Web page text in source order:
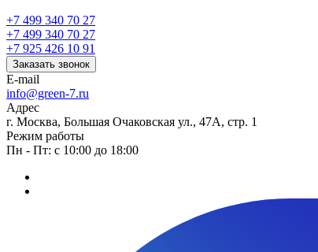
+7 499 340 70 27
+7 499 340 70 27
+7 925 426 10 91
Заказать звонок
E-mail
info@green-7.ru
Адрес
г. Москва, Большая Очаковская ул., 47А, стр. 1
Режим работы
Пн - Пт: с 10:00 до 18:00